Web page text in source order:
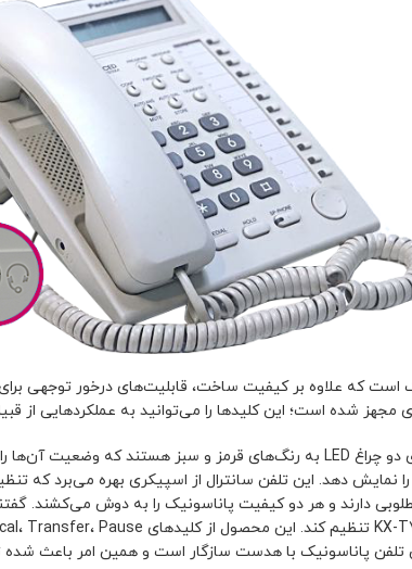
نمایش دهد. این تلفن سانترال از اسپیکری بهره می‌برد که
دارند و هر دو کیفیت پاناسونیک را به دوش می‌کشند.
تلفن پاناسونیک با هدست سازگار است و همین امر باعث